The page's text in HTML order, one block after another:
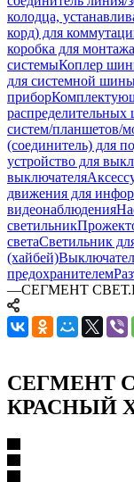
колодца,
корд) для
коробка для
системыКоплер
для системной
прибор
распределительных
систем/планшетов/
(соединитель) для
устройство для
выключателя
движения для
видеонаблюдения
светильник
светаСветильник
(хайбей)
предохранителем
—СЕГМЕНТ
СЕГМЕНТ
КРАСНЫЙ